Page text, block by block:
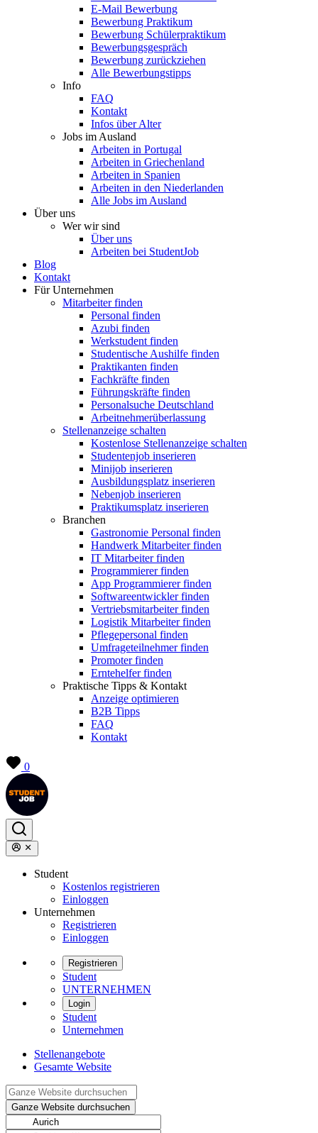
E-Mail Bewerbung
Bewerbung Praktikum
Bewerbung Schülerpraktikum
Bewerbungsgespräch
Bewerbung zurückziehen
Alle Bewerbungstipps
Info
FAQ
Kontakt
Infos über Alter
Jobs im Ausland
Arbeiten in Portugal
Arbeiten in Griechenland
Arbeiten in Spanien
Arbeiten in den Niederlanden
Alle Jobs im Ausland
Über uns
Wer wir sind
Über uns
Arbeiten bei StudentJob
Blog
Kontakt
Für Unternehmen
Mitarbeiter finden
Personal finden
Azubi finden
Werkstudent finden
Studentische Aushilfe finden
Praktikanten finden
Fachkräfte finden
Führungskräfte finden
Personalsuche Deutschland
Arbeitnehmerüberlassung
Stellenanzeige schalten
Kostenlose Stellenanzeige schalten
Studentenjob inserieren
Minijob inserieren
Ausbildungsplatz inserieren
Nebenjob inserieren
Praktikumsplatz inserieren
Branchen
Gastronomie Personal finden
Handwerk Mitarbeiter finden
IT Mitarbeiter finden
Programmierer finden
App Programmierer finden
Softwareentwickler finden
Vertriebsmitarbeiter finden
Logistik Mitarbeiter finden
Pflegepersonal finden
Umfrageteilnehmer finden
Promoter finden
Erntehelfer finden
Praktische Tipps & Kontakt
Anzeige optimieren
B2B Tipps
FAQ
Kontakt
0
Student
Kostenlos registrieren
Einloggen
Unternehmen
Registrieren
Einloggen
Registrieren
Student
UNTERNEHMEN
Login
Student
Unternehmen
Stellenangebote
Gesamte Website